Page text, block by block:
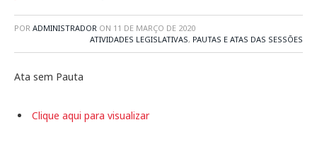
POR ADMINISTRADOR ON 11 DE MARÇO DE 2020
ATIVIDADES LEGISLATIVAS, PAUTAS E ATAS DAS SESSÕES
Ata sem Pauta
Clique aqui para visualizar